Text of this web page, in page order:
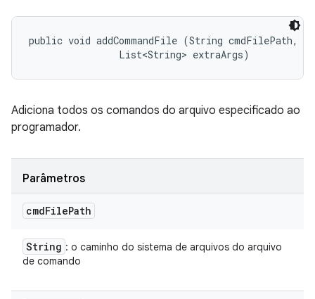
public void addCommandFile (String cmdFilePath,
                List<String> extraArgs)
Adiciona todos os comandos do arquivo especificado ao
programador.
Parâmetros
cmdFilePath
String : o caminho do sistema de arquivos do arquivo
de comando